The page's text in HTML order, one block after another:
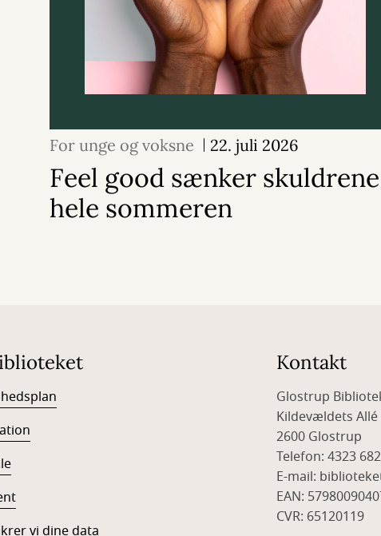
For unge og voksne 22. juli 2026
Feel good sænker skuldrene
hele sommeren
vi dine data
Kontakt
Glostrup
Kildevældets Allé
2600 Glostrup
Telefon: 4323
E-mail:
EAN:
CVR: 65120119